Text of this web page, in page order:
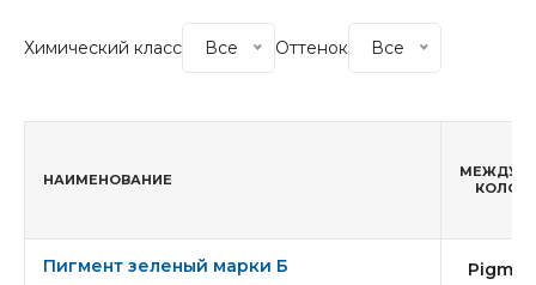
Химический класс Все Оттенок Все
НАИМЕНОВАНИЕ
КОЛОР
Пигмент зеленый марки Б